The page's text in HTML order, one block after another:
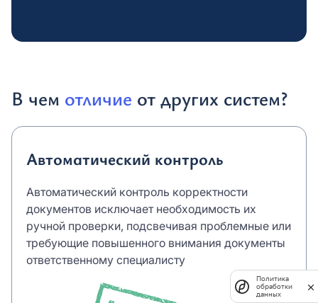
В чем отличие от других систем?
Автоматический контроль
Автоматический контроль корректности
документов исключает необходимость их
ручной проверки, подсвечивая проблемные или
требующие повышенного внимания документы
ответственному специалисту
Политика
обработки
данных